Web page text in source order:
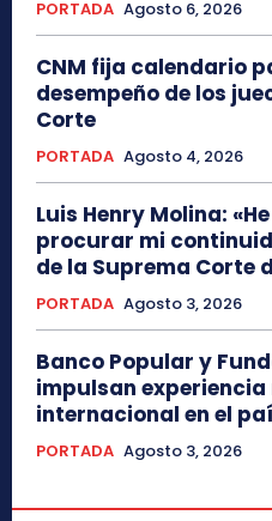
PORTADA Agosto 6, 2026
CNM fija calendario
desempeño de los
Corte
PORTADA Agosto 4, 2026
Luis Henry Molina:
procurar mi
de la Suprema Corte
PORTADA Agosto 3, 2026
Banco Popular y
impulsan
internacional en el
PORTADA Agosto 3, 2026